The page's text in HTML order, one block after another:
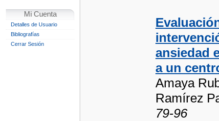
Mi Cuenta
Detalles de Usuario
Bibliografías
Cerrar Sesión
ansiedad
a un
Amaya
Ramírez
79-96